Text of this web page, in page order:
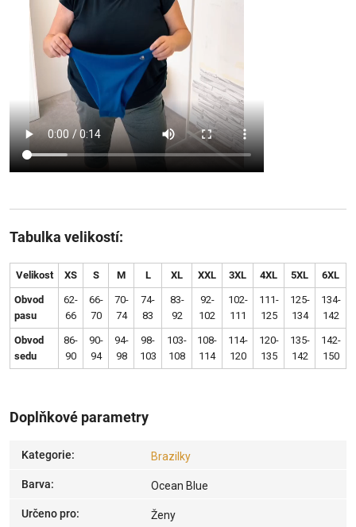
Tabulka velikostí:
Velikost XS S M L XL XXL 3XL 4XL 5XL 6XL
Obvod
pasu
62-
66
66-
70
70-
74
74-
83
83-
92
92-
102
102-
111
111-
125
125-
134
134-
142
Obvod
sedu
86-
90
90-
94
94-
98
98-
103
103-
108
108-
114
114-
120
120-
135
135-
142
142-
150
Doplňkové parametry
Kategorie: Brazilky
Barva: Ocean Blue
Určeno pro: Ženy